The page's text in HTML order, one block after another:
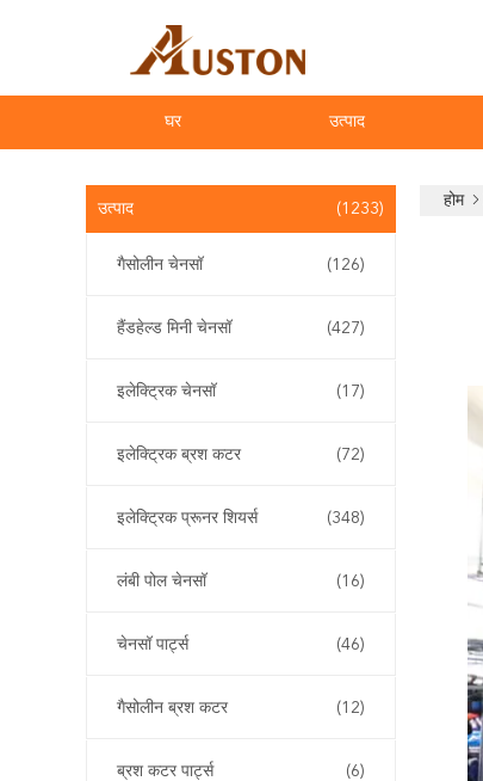
घर उत्पाद
उत्पाद (1233)
गैसोलीन चेनसॉ (126)
हैंडहेल्ड मिनी चेनसॉ (427)
इलेक्ट्रिक चेनसॉ (17)
इलेक्ट्रिक ब्रश कटर (72)
इलेक्ट्रिक प्रूनर शियर्स (348)
लंबी पोल चेनसॉ (16)
चेनसॉ पार्ट्स (46)
गैसोलीन ब्रश कटर (12)
ब्रश कटर पार्ट्स (6)
होम